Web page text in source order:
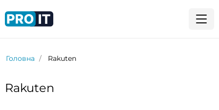
Головна Rakuten
Rakuten